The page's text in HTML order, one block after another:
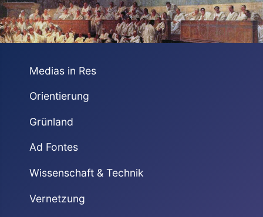
Medias in Res
Orientierung
Grünland
Ad Fontes
Wissenschaft & Technik
Vernetzung